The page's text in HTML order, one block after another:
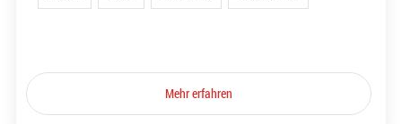
Mehr erfahren